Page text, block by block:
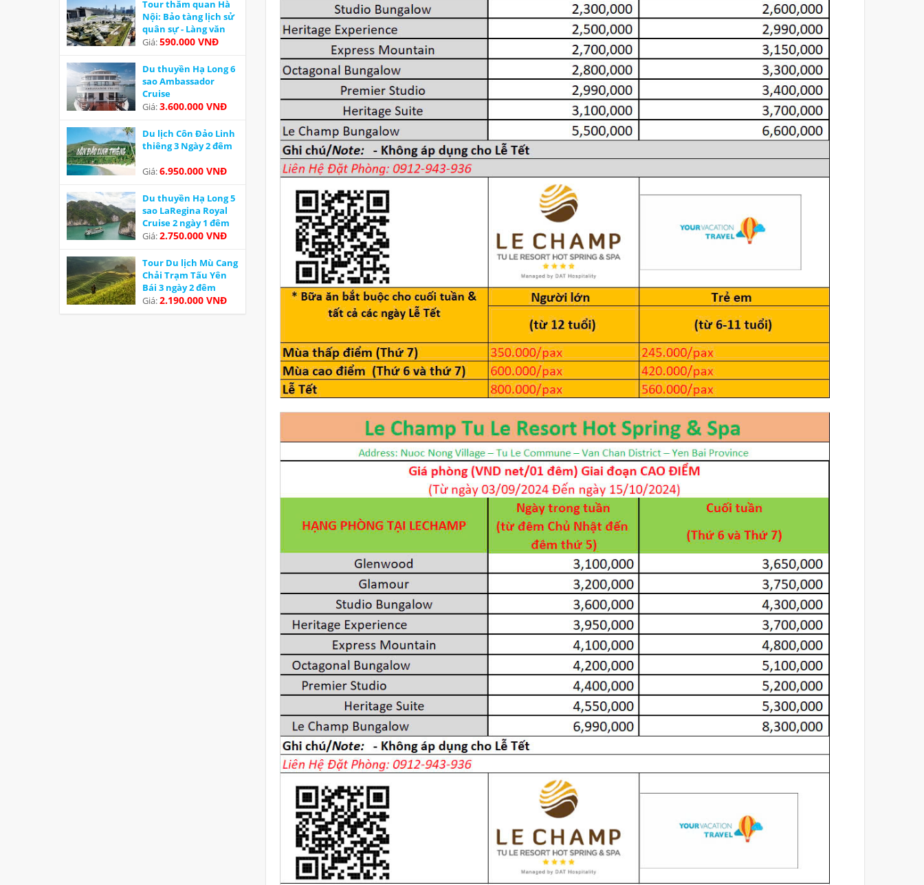
Tour thăm quan Hà
Nội: Bảo tàng lịch sử
quân sự - Làng văn
hoá các dân tộc Việt
Giá:590.000 VNĐ
Du thuyền Hạ Long 6
sao Ambassador
Cruise
Giá:3.600.000 VNĐ
Du lịch Côn Đảo Linh
thiêng 3 Ngày 2 đêm
Giá:6.950.000 VNĐ
Du thuyền Hạ Long 5
sao LaRegina Royal
Cruise 2 ngày 1 đêm
Ưu đãi
Giá:2.750.000 VNĐ
Tour Du lịch Mù Cang
Chải Trạm Tấu Yên
Bái 3 ngày 2 đêm
Giá:2.190.000 VNĐ